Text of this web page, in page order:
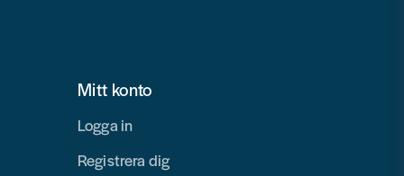
Mitt konto
Logga in
Registrera dig